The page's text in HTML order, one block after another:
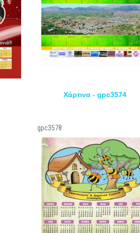
Χάρτινα - gpc3574
gpc3578